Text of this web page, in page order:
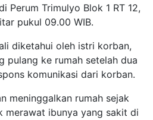
Perum Trimulyo Blok 1 RT 12,
pukul 09.00 WIB.
diketahui oleh istri korban,
pulang ke rumah setelah dua
komunikasi dari korban.
meninggalkan rumah sejak
merawat ibunya yang sakit di